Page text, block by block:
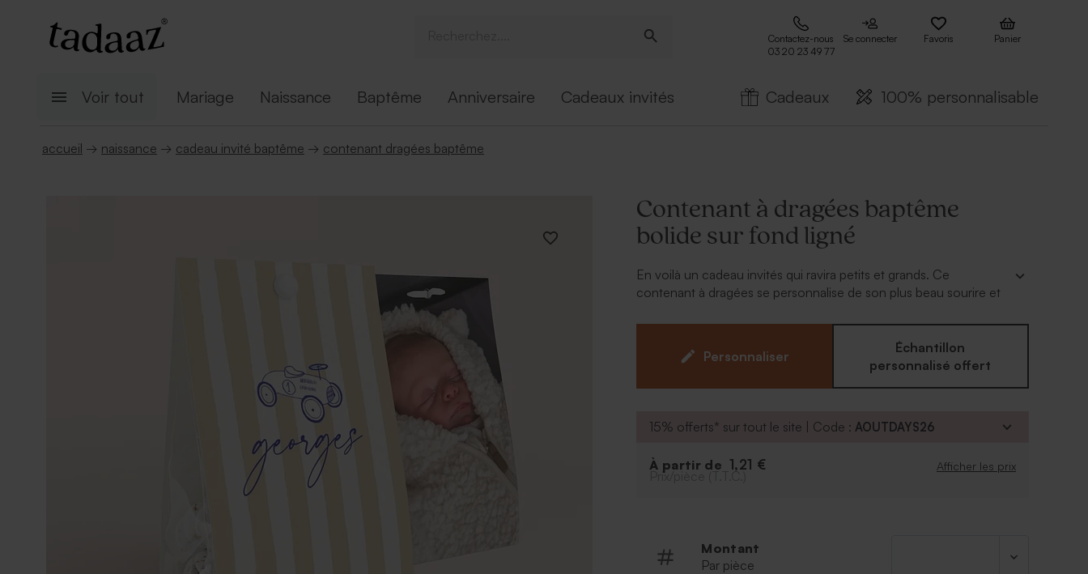
Contactez-nous
03 20 23 49 77
Se connecter Favoris Panier
Voir tout Mariage Naissance Baptême Anniversaire Cadeaux invités Cadeaux 100% personnalisable
accueil → naissance → cadeau invité baptême → contenant dragées baptême
Contenant à dragées baptême
bolide sur fond ligné
En voilà un cadeau invités qui ravira petits et grands. Ce
contenant à dragées se personnalise de son plus beau sourire et
À retenir :
Peut contenir environ 12 dragées, 30 bonbons, 80 dragées
transparent pour les dragées et une attache parisienne pour
Personnaliser
Échantillon
personnalisé offert
15% offerts* sur tout le site | Code :AOUTDAYS26
À partir de 1,21 € Afficher les prix
Prix/pièce (T.T.C.)
Montant
Par pièce